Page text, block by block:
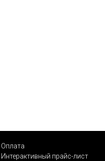
Оплата
Интерактивный прайс-лист